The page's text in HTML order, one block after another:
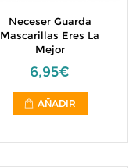
Neceser Guarda
Mascarillas Eres La
Mejor
6,95€
AÑADIR